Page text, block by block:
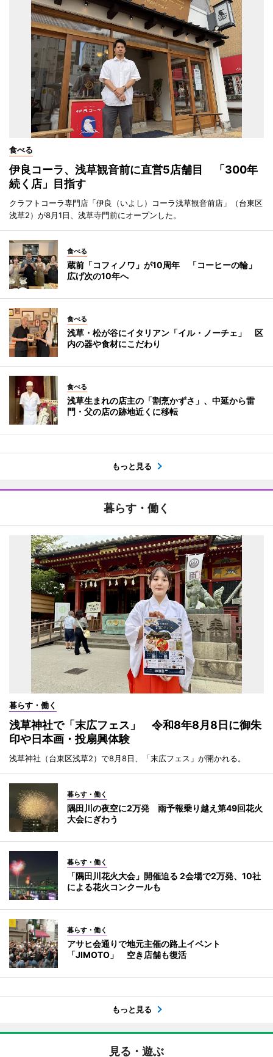
食べる
伊良コーラ、浅草観音前に直営5店舗目 「300年
続く店」目指す
クラフトコーラ専門店「伊良（いよし）コーラ浅草観音前店」（台東区
浅草2）が8月1日、浅草寺門前にオープンした。
食べる
蔵前「コフィノワ」が10周年 「コーヒーの輪」
広げ次の10年へ
食べる
浅草・松が谷にイタリアン「イル・ノーチェ」 区
内の器や食材にこだわり
食べる
浅草生まれの店主の「割烹かずさ」、中延から雷
門・父の店の跡地近くに移転
もっと見る
暮らす・働く
暮らす・働く
浅草神社で「末広フェス」 令和8年8月8日に御朱
印や日本画・投扇興体験
浅草神社（台東区浅草2）で8月8日、「末広フェス」が開かれる。
暮らす・働く
隅田川の夜空に2万発 雨予報乗り越え第49回花火
大会にぎわう
暮らす・働く
「隅田川花火大会」開催迫る 2会場で2万発、10社
による花火コンクールも
暮らす・働く
アサヒ会通りで地元主催の路上イベント
「JIMOTO」 空き店舗も復活
もっと見る
見る・遊ぶ